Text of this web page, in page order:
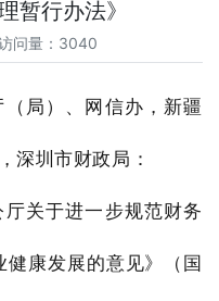
暂行办法》
问量：3040
局）、网信办，新疆
深圳市财政局：
关于进一步规范财务
康发展的意见》（国